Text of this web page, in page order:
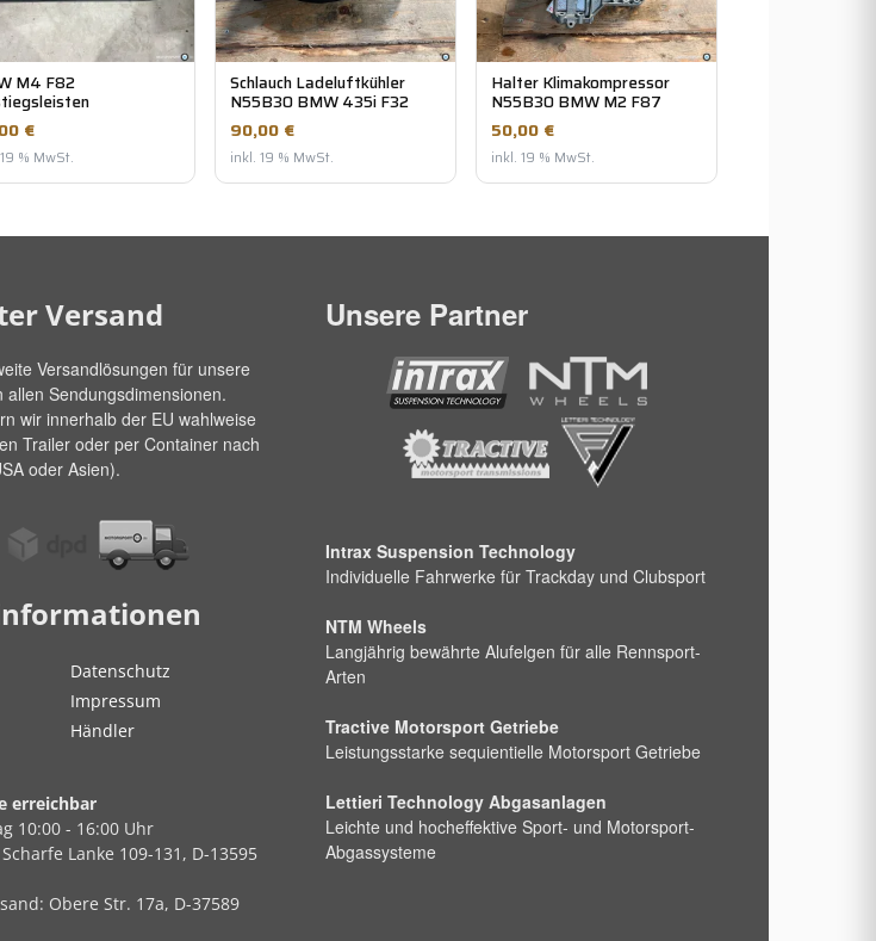
M4 F82
€
% MwSt.
Schlauch Ladeluftkühler
N55B30 BMW 435i F32
90,00 €
inkl. 19 % MwSt.
Halter Klimakompressor
N55B30 BMW M2 F87
50,00 €
inkl. 19 % MwSt.
Versand
Versandlösungen für unsere
allen Sendungsdimensionen.
wir innerhalb der EU wahlweise
Trailer oder per Container nach
oder Asien).
Datenschutz
Impressum
Händler
erreichbar
10:00 - 16:00 Uhr
Scharfe Lanke 109-131, D-13595
Obere Str. 17a, D-37589
Unsere Partner
Intrax Suspension Technology
Individuelle Fahrwerke für Trackday und Clubsport
NTM Wheels
Langjährig bewährte Alufelgen für alle Rennsport-
Arten
Tractive Motorsport Getriebe
Leistungsstarke sequientielle Motorsport Getriebe
Lettieri Technology Abgasanlagen
Leichte und hocheffektive Sport- und Motorsport-
Abgassysteme